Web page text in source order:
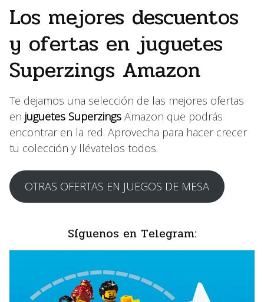
Los mejores descuentos
y ofertas en juguetes
Superzings Amazon
Te dejamos una selección de las mejores ofertas
en juguetes Superzings Amazon que podrás
encontrar en la red. Aprovecha para hacer crecer
tu colección y llévatelos todos.
OTRAS OFERTAS EN JUEGOS DE MESA
Síguenos en Telegram: